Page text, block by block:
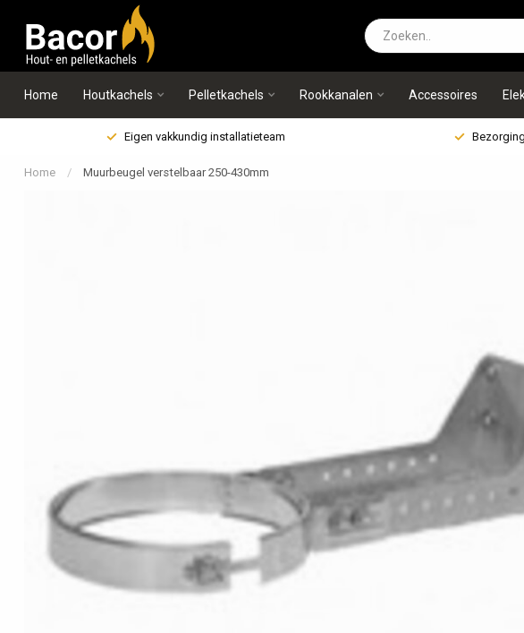
Home Houtkachels Pelletkachels Rookkanalen Accessoires
Eigen vakkundig installatieteam
Home / Muurbeugel verstelbaar 250-430mm